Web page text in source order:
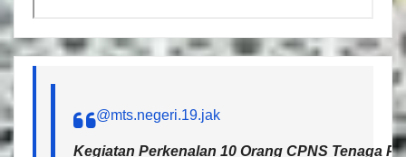
@mts.negeri.19.jak
Kegiatan Perkenalan 10 Orang CPNS Tenaga